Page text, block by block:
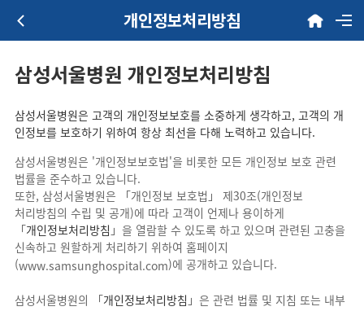
개인정보처리방침
삼성서울병원 개인정보처리방침
삼성서울병원은 고객의 개인정보보호를 소중하게 생각하고, 고객의 개
인정보를 보호하기 위하여 항상 최선을 다해 노력하고 있습니다.
삼성서울병원은 '개인정보보호법'을 비롯한 모든 개인정보 보호 관련
법률을 준수하고 있습니다.
또한, 삼성서울병원은 「개인정보 보호법」 제30조(개인정보
처리방침의 수립 및 공개)에 따라 고객이 언제나 용이하게
「개인정보처리방침 」을 열람할 수 있도록 하고 있으며 관련된 고충을
신속하고 원할하게 처리하기 위하여 홈페이지
(www.samsunghospital.com)에 공개하고 있습니다.
삼성서울병원의 「개인정보처리방침 」은 관련 법률 및 지침 또는 내부